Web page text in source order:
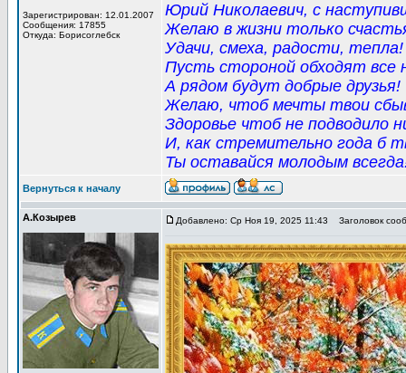
Зарегистрирован: 12.01.2007
Сообщения: 17855
Откуда: Борисоглебск
Юрий Николаевич, с
Желаю в жизни только
Удачи, смеха, радости, тепла!
Пусть стороной обходят все
А рядом будут добрые друзья!
Желаю, чтоб мечты твои
Здоровье чтоб не подводило
И, как стремительно года б
Ты оставайся молодым
Вернуться к началу
А.Козырев Добавлено: Ср Ноя 19, 2025 11:43 Заголовок